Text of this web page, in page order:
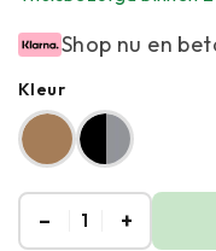
Shop nu en
Kleur
– 1 +